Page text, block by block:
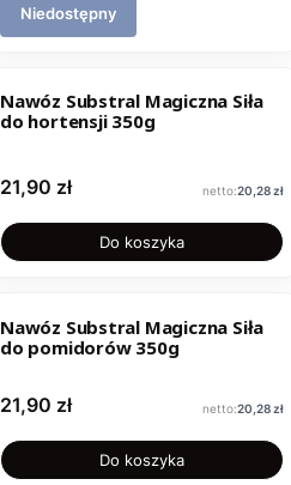
Niedostępny
Nawóz Substral Magiczna Siła
do hortensji 350g
Cena
21,90 zł Cena
20,28 zł
Do koszyka
Nawóz Substral Magiczna Siła
do pomidorów 350g
Cena
21,90 zł Cena
20,28 zł
Do koszyka